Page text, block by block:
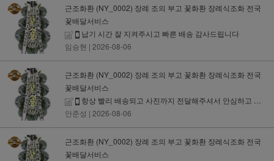
근조화환 (NY_0002) 장례 조의 부고 꽃화환 장례식조화 전국
꽃배달서비스
납기 시간 잘 지켜주시고 빠른 배송 감사드립니다
임승현 | 2026-08-06
근조화환 (NY_0002) 장례 조의 부고 꽃화환 장례식조화 전국
꽃배달서비스
항상 빨리 배송되고 사진까지 전달해주셔서 안심하고 사용할 수 있어요
안준성 | 2026-08-06
근조화환 (NY_0002) 장례 조의 부고 꽃화환 장례식조화 전국
꽃배달서비스